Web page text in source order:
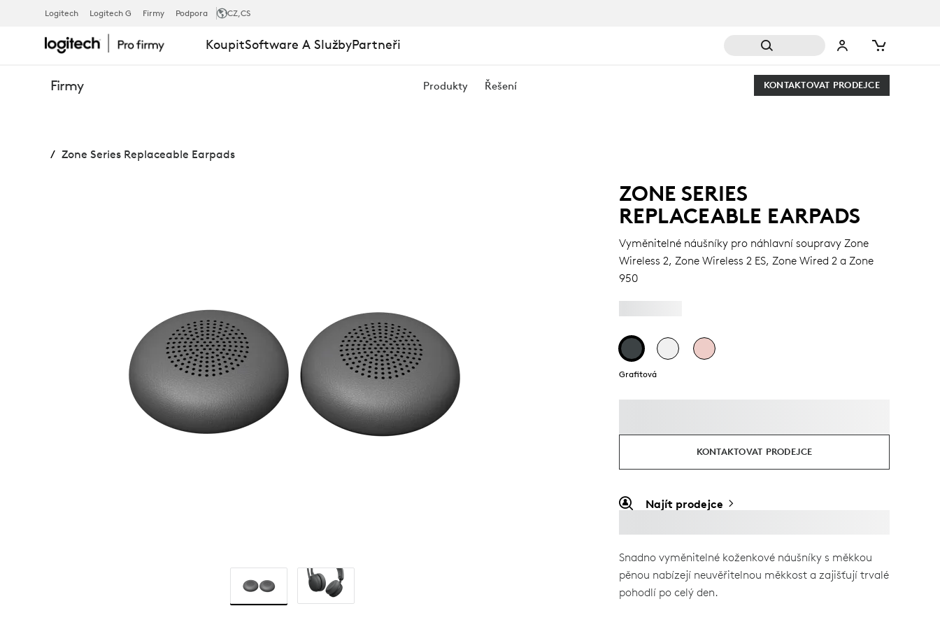
VYMĚNITELNÉ
NÁUŠNÍKY
ŘADY
Logitech Logitech G Firmy Podpora CZ,CS
KoupitSoftware A SlužbyPartneři
Firmy Produkty Řešení KONTAKTOVAT PRODEJCE
Zone Series Replaceable Earpads
ZONE SERIES
REPLACEABLE EARPADS
Vyměnitelné náušníky pro náhlavní soupravy Zone
Wireless 2, Zone Wireless 2 ES, Zone Wired 2 a Zone
950
Grafitová
KONTAKTOVAT PRODEJCE
Najít prodejce
Snadno vyměnitelné koženkové náušníky s měkkou
pěnou nabízejí neuvěřitelnou měkkost a zajišťují trvalé
pohodlí po celý den.